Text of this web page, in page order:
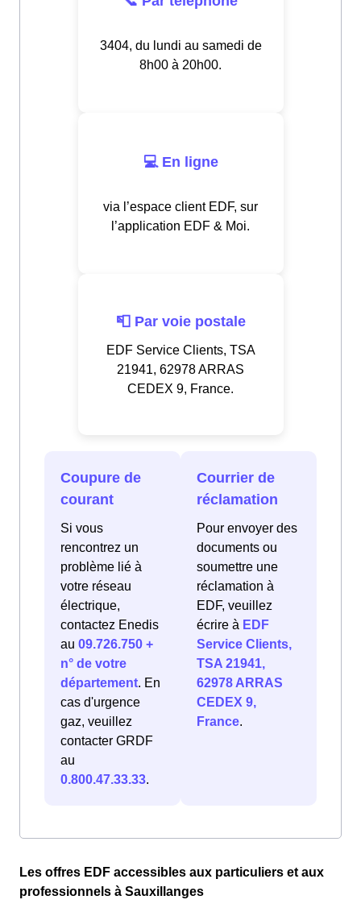
3404, du lundi au samedi de
8h00 à 20h00.
💻 En ligne
via l’espace client EDF, sur
l’application EDF & Moi.
📮 Par voie postale
EDF Service Clients, TSA
21941, 62978 ARRAS
CEDEX 9, France.
Coupure de
courant
Si vous
rencontrez un
problème lié à
votre réseau
électrique,
contactez Enedis
au 09.726.750 +
n° de votre
département. En
cas d'urgence
gaz, veuillez
contacter GRDF
au
0.800.47.33.33.
Courrier de
réclamation
Pour envoyer des
documents ou
soumettre une
réclamation à
EDF, veuillez
écrire à EDF
Service Clients,
TSA 21941,
62978 ARRAS
CEDEX 9,
France.
Les offres EDF accessibles aux particuliers et aux
professionnels à Sauxillanges